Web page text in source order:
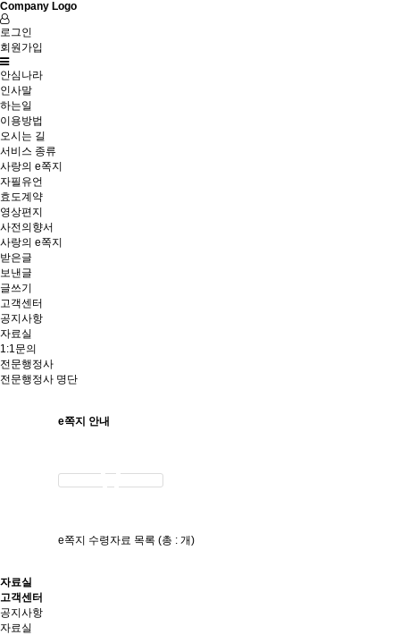
Company Logo
로그인
회원가입
안심나라
인사말
하는일
이용방법
오시는 길
서비스 종류
사랑의 e쪽지
자필유언
효도계약
영상편지
사전의향서
사랑의 e쪽지
받은글
보낸글
글쓰기
고객센터
공지사항
자료실
1:1문의
전문행정사
전문행정사 명단
e쪽지 안내
e쪽지 수령자료 목록 (총 : 개)
자료실
고객센터
공지사항
자료실